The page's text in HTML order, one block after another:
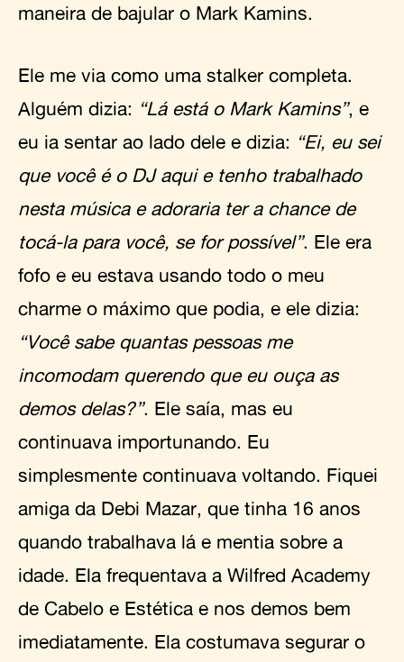
maneira de bajular o Mark Kamins.
Ele me via como uma stalker completa.
Alguém dizia: “Lá está o Mark Kamins”, e
eu ia sentar ao lado dele e dizia: “Ei, eu sei
que você é o DJ aqui e tenho trabalhado
nesta música e adoraria ter a chance de
tocá-la para você, se for possível”. Ele era
fofo e eu estava usando todo o meu
charme o máximo que podia, e ele dizia:
“Você sabe quantas pessoas me
incomodam querendo que eu ouça as
demos delas?”. Ele saía, mas eu
continuava importunando. Eu
simplesmente continuava voltando. Fiquei
amiga da Debi Mazar, que tinha 16 anos
quando trabalhava lá e mentia sobre a
idade. Ela frequentava a Wilfred Academy
de Cabelo e Estética e nos demos bem
imediatamente. Ela costumava segurar o